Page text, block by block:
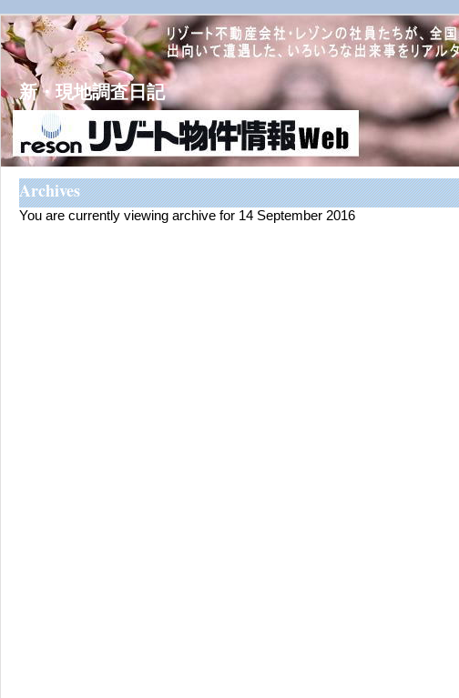
新・現地調査日記
Archives
You are currently viewing archive for 14 September 2016